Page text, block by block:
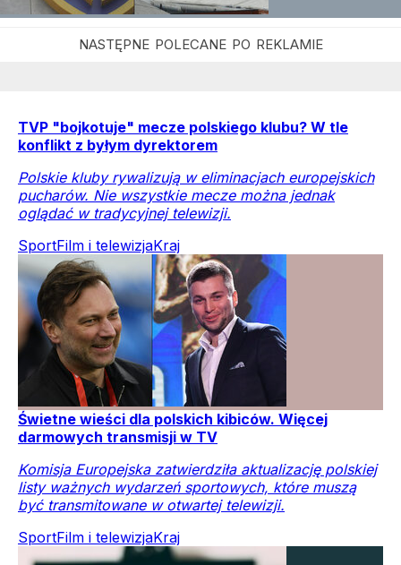
TVP "bojkotuje" mecze polskiego klubu? W tle
konflikt z byłym dyrektorem
Polskie kluby rywalizują w eliminacjach europejskich
pucharów. Nie wszystkie mecze można jednak
oglądać w tradycyjnej telewizji.
SportFilm i telewizjaKraj
Świetne wieści dla polskich kibiców. Więcej
darmowych transmisji w TV
Komisja Europejska zatwierdziła aktualizację polskiej
listy ważnych wydarzeń sportowych, które muszą
być transmitowane w otwartej telewizji.
SportFilm i telewizjaKraj